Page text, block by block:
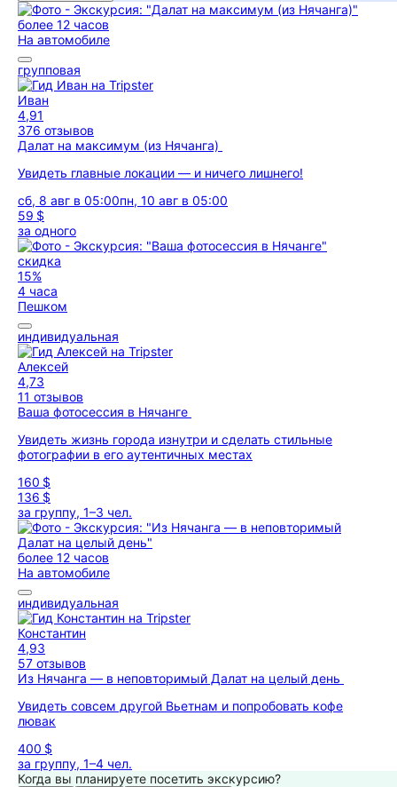
более 12 часов
На автомобиле
групповая
Иван
4,91
376 отзывов
Далат на максимум (из Нячанга)
Увидеть главные локации — и ничего лишнего!
сб, 8 авг в 05:00пн, 10 авг в 05:00
59 $
за одного
скидка
15%
4 часа
Пешком
индивидуальная
Алексей
4,73
11 отзывов
Ваша фотоcессия в Нячанге
Увидеть жизнь города изнутри и сделать стильные
фотографии в его аутентичных местах
160 $
136 $
за группу, 1–3 чел.
более 12 часов
На автомобиле
индивидуальная
Константин
4,93
57 отзывов
Из Нячанга — в неповторимый Далат на целый день
Увидеть совсем другой Вьетнам и попробовать кофе
лювак
400 $
за группу, 1–4 чел.
Когда вы планируете посетить экскурсию?